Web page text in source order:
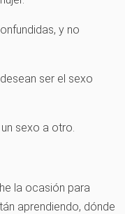
y no
ser el sexo
sexo a otro.
la ocasión para
aprendiendo, dónde